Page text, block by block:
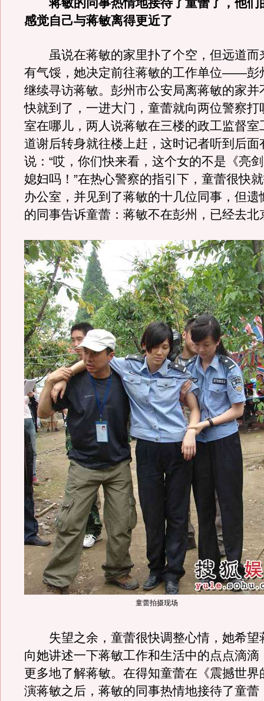
蒋敏的同事热情地接待了童蕾了，他们
感觉自己与蒋敏离得更近了
虽说在蒋敏的家里扑了个空，但远道而
有气馁，她决定前往蒋敏的工作单位——彭
继续寻访蒋敏。彭州市公安局离蒋敏的家并
快就到了，一进大门，童蕾就向两位警察打
室在哪儿，两人说蒋敏在三楼的政工监督室
道谢后转身就往楼上赶，这时记者听到后面
说：“哎，你们快来看，这个女的不是《亮
媳妇吗！”在热心警察的指引下，童蕾很快
办公室，并见到了蒋敏的十几位同事，但遗
的同事告诉童蕾：蒋敏不在彭州，已经去
童蕾拍摄现场
失望之余，童蕾很快调整心情，她希望
向她讲述一下蒋敏工作和生活中的点点滴滴
更多地了解蒋敏。在得知童蕾在《震撼世界
演蒋敏之后，蒋敏的同事热情地接待了童蕾